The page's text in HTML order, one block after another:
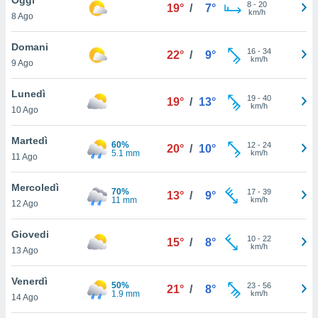
è
al sito
di
ci
di
il
un
la
nella
8 Ago
19° / 7° 8- 20
km/h
Domani
9 Ago
22° / 9° 16- 34
km/h
Lunedì
10 Ago
19° / 13° 19- 40
km/h
Martedì
11 Ago
60%
5.1 mm
20° / 10° 12- 24
km/h
Mercoledì
12 Ago
70%
11 mm
13° / 9° 17- 39
km/h
Giovedi
13 Ago
15° / 8° 10- 22
km/h
Venerdì
14 Ago
50%
1.9 mm
21° / 8° 23- 56
km/h